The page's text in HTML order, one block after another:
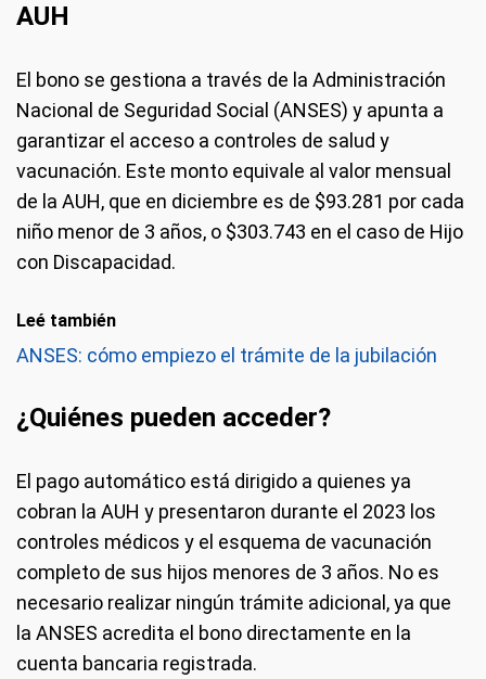
AUH
El bono se gestiona a través de la Administración
Nacional de Seguridad Social (ANSES) y apunta a
garantizar el acceso a controles de salud y
vacunación. Este monto equivale al valor mensual
de la AUH, que en diciembre es de $93.281 por cada
niño menor de 3 años, o $303.743 en el caso de Hijo
con Discapacidad.
Leé también
ANSES: cómo empiezo el trámite de la jubilación
¿Quiénes pueden acceder?
El pago automático está dirigido a quienes ya
cobran la AUH y presentaron durante el 2023 los
controles médicos y el esquema de vacunación
completo de sus hijos menores de 3 años. No es
necesario realizar ningún trámite adicional, ya que
la ANSES acredita el bono directamente en la
cuenta bancaria registrada.